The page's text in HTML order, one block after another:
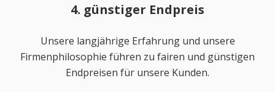
4. günstiger Endpreis
Unsere langjährige Erfahrung und unsere
Firmenphilosophie führen zu fairen und günstigen
Endpreisen für unsere Kunden.